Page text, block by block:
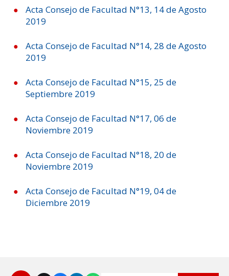
ESTUDIANTES
FUNCIONARIOS
Acta Consejo de Facultad N°13, 14 de Agosto
2019
Acta Consejo de Facultad N°14, 28 de Agosto
2019
Acta Consejo de Facultad N°15, 25 de
Septiembre 2019
Acta Consejo de Facultad N°17, 06 de
Noviembre 2019
Acta Consejo de Facultad N°18, 20 de
Noviembre 2019
Acta Consejo de Facultad N°19, 04 de
Diciembre 2019